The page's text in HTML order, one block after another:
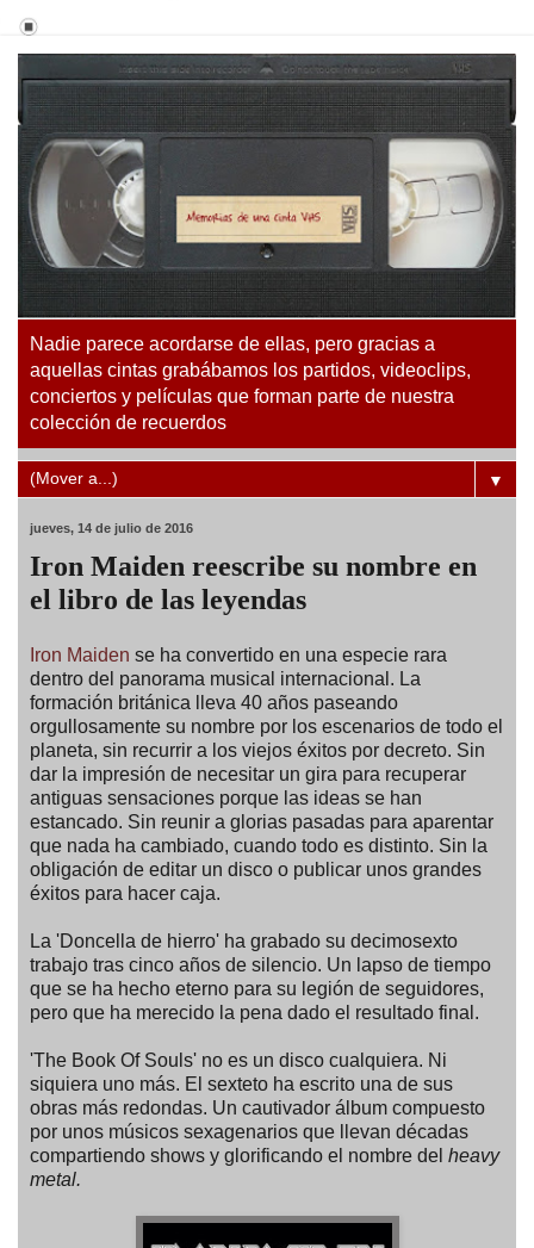
Nadie parece acordarse de ellas, pero gracias a
aquellas cintas grabábamos los partidos, videoclips,
conciertos y películas que forman parte de nuestra
colección de recuerdos
▼
jueves, 14 de julio de 2016
Iron Maiden reescribe su nombre en
el libro de las leyendas
Iron Maiden se ha convertido en una especie rara
dentro del panorama musical internacional. La
formación británica lleva 40 años paseando
orgullosamente su nombre por los escenarios de todo el
planeta, sin recurrir a los viejos éxitos por decreto. Sin
dar la impresión de necesitar un gira para recuperar
antiguas sensaciones porque las ideas se han
estancado. Sin reunir a glorias pasadas para aparentar
que nada ha cambiado, cuando todo es distinto. Sin la
obligación de editar un disco o publicar unos grandes
éxitos para hacer caja.
La 'Doncella de hierro' ha grabado su decimosexto
trabajo tras cinco años de silencio. Un lapso de tiempo
que se ha hecho eterno para su legión de seguidores,
pero que ha merecido la pena dado el resultado final.
'The Book Of Souls' no es un disco cualquiera. Ni
siquiera uno más. El sexteto ha escrito una de sus
obras más redondas. Un cautivador álbum compuesto
por unos músicos sexagenarios que llevan décadas
compartiendo shows y glorificando el nombre del heavy
metal.